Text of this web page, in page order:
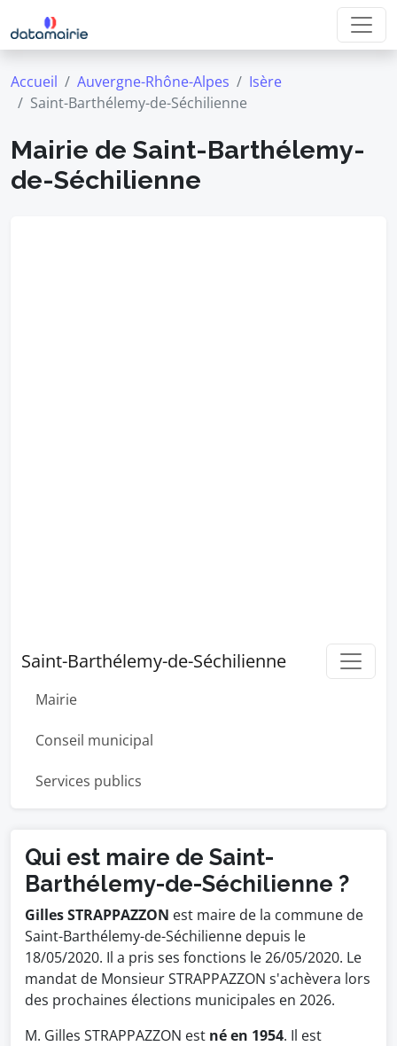
Accueil Auvergne-Rhône-Alpes
Isère
Saint-Barthélemy-de-Séchilienne
Mairie de Saint-Barthélemy-
de-Séchilienne
Saint-Barthélemy-de-Séchilienne
Mairie
Conseil municipal
Services publics
Qui est maire de Saint-
Barthélemy-de-Séchilienne ?
Gilles STRAPPAZZON est maire de la commune de
Saint-Barthélemy-de-Séchilienne depuis le
18/05/2020. Il a pris ses fonctions le 26/05/2020. Le
mandat de Monsieur STRAPPAZZON s'achèvera lors
des prochaines élections municipales en 2026.
M. Gilles STRAPPAZZON est né en 1954. Il est